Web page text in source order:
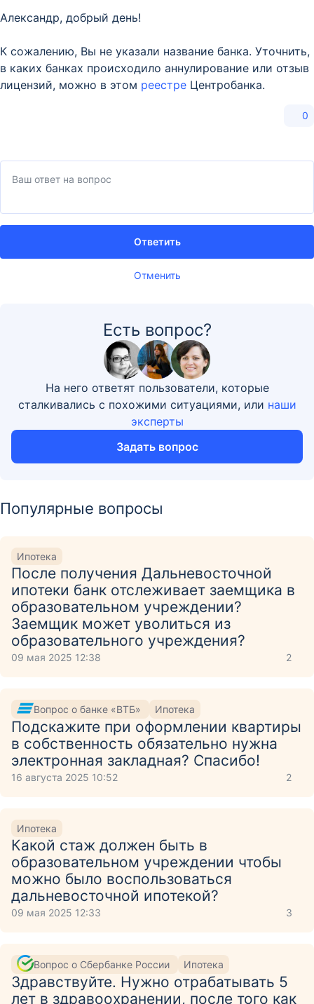
Александр, добрый день!
К сожалению, Вы не указали название банка. Уточнить,
в каких банках происходило аннулирование или отзыв
лицензий, можно в этом реестре Центробанка.
0
Отменить
Ответить
Есть вопрос?
На него ответят пользователи, которые
сталкивались с похожими ситуациями, или наши
эксперты
Задать вопрос
Популярные вопросы
Ипотека
После получения Дальневосточной
ипотеки банк отслеживает заемщика в
образовательном учреждении?
Заемщик может уволиться из
образовательного учреждения?
09 мая 2025 12:38 2
Вопрос о банке «ВТБ» Ипотека
Подскажите при оформлении квартиры
в собственность обязательно нужна
электронная закладная? Спасибо!
16 августа 2025 10:52 2
Ипотека
Какой стаж должен быть в
образовательном учреждении чтобы
можно было воспользоваться
дальневосточной ипотекой?
09 мая 2025 12:33 3
Вопрос о Сбербанке России Ипотека
Здравствуйте. Нужно отрабатывать 5
лет в здравоохранении, после того как